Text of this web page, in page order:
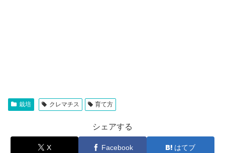
栽培 クレマチス 育て方
シェアする
X Facebook はてブ